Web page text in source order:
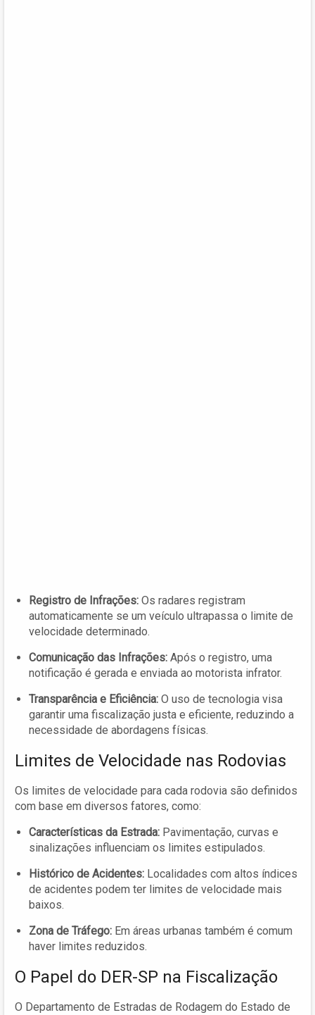
Registro de Infrações: Os radares registram
automaticamente se um veículo ultrapassa o limite de
velocidade determinado.
Comunicação das Infrações: Após o registro, uma
notificação é gerada e enviada ao motorista infrator.
Transparência e Eficiência: O uso de tecnologia visa
garantir uma fiscalização justa e eficiente, reduzindo a
necessidade de abordagens físicas.
Limites de Velocidade nas Rodovias
Os limites de velocidade para cada rodovia são definidos
com base em diversos fatores, como:
Características da Estrada: Pavimentação, curvas e
sinalizações influenciam os limites estipulados.
Histórico de Acidentes: Localidades com altos índices
de acidentes podem ter limites de velocidade mais
baixos.
Zona de Tráfego: Em áreas urbanas também é comum
haver limites reduzidos.
O Papel do DER-SP na Fiscalização
O Departamento de Estradas de Rodagem do Estado de